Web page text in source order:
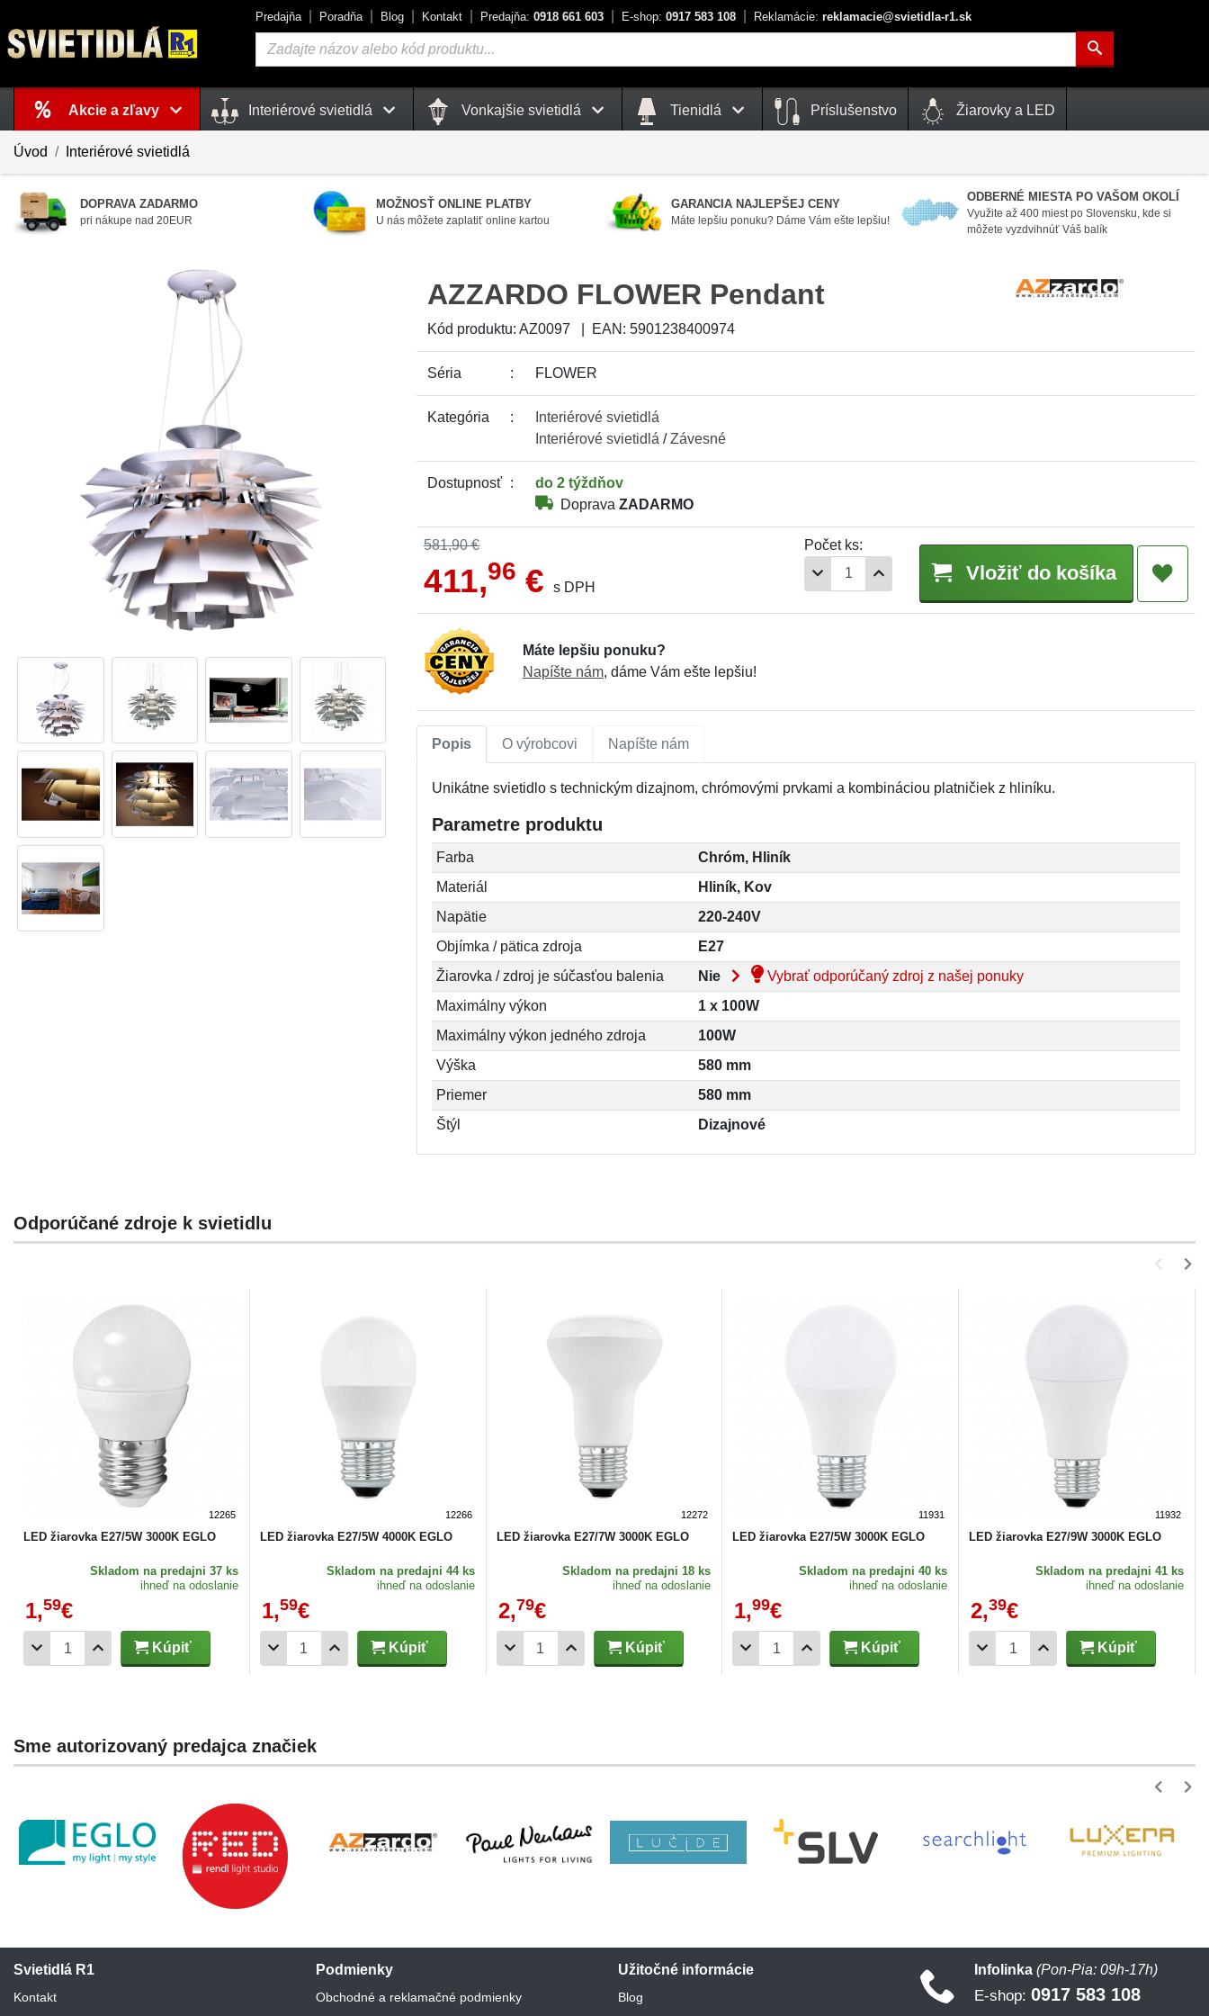
Predajňa Poradňa Blog Kontakt Predajňa: 0918 661 603 E-shop: 0917 583 108 Reklamácie: reklamacie@svietidla-r1.sk
Vyhľadávanie
Košík
je prázdny
Akcie a zľavy Interiérové svietidlá Vonkajšie svietidlá Tienidlá Príslušenstvo Žiarovky a LED
Úvod Interiérové svietidlá
DOPRAVA ZADARMO
pri nákupe nad 20EUR
MOŽNOSŤ ONLINE PLATBY
U nás môžete zaplatiť online kartou
GARANCIA NAJLEPŠEJ CENY
Máte lepšiu ponuku? Dáme Vám ešte lepšiu!
ODBERNÉ MIESTA PO VAŠOM OKOLÍ
Využite až 400 miest po Slovensku, kde si
môžete vyzdvihnúť Váš balík
AZZARDO FLOWER Pendant
Kód produktu: AZ0097 EAN: 5901238400974
Séria FLOWER
Kategória Interiérové svietidlá
Interiérové svietidlá /Závesné
Dostupnosť
do 2 týždňov
Doprava ZADARMO
581,90 €
411,96 € s DPH
Počet ks:
Vložiť do košíka
Máte lepšiu ponuku?
Napíšte nám, dáme Vám ešte lepšiu!
Popis O výrobcovi Napíšte nám
Unikátne svietidlo s technickým dizajnom, chrómovými prvkami a kombináciou platničiek z hliníku.
Parametre produktu
Farba
Chróm, Hliník
Materiál
Hliník, Kov
Napätie
220-240V
Objímka / pätica zdroja
E27
Žiarovka / zdroj je súčasťou balenia
Nie
Vybrať odporúčaný zdroj z našej ponuky
Maximálny výkon
1 x 100W
Maximálny výkon jedného zdroja
100W
Výška
580 mm
Priemer
580 mm
Štýl
Dizajnové
Odporúčané zdroje k svietidlu
12265
LED žiarovka E27/5W 3000K EGLO
Skladom na predajni 37 ks
ihneď na odoslanie
1,59€
Kúpiť
12266
LED žiarovka E27/5W 4000K EGLO
Skladom na predajni 44 ks
ihneď na odoslanie
1,59€
Kúpiť
12272
LED žiarovka E27/7W 3000K EGLO
Skladom na predajni 18 ks
ihneď na odoslanie
2,79€
Kúpiť
11931
LED žiarovka E27/5W 3000K EGLO
Skladom na predajni 40 ks
ihneď na odoslanie
1,99€
Kúpiť
11932
LED žiarovka E27/9W 3000K EGLO
Skladom na predajni 41 ks
ihneď na odoslanie
2,39€
Kúpiť
Sme autorizovaný predajca značiek
Svietidlá R1
Kontakt
Podmienky
Obchodné a reklamačné podmienky
Užitočné informácie
Blog
Infolinka (Pon-Pia: 09h-17h)
E-shop: 0917 583 108